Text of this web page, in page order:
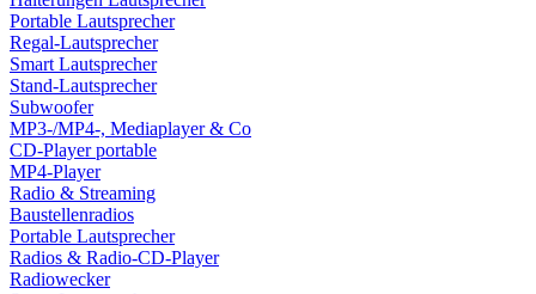
Portable Lautsprecher
Regal-Lautsprecher
Smart Lautsprecher
Stand-Lautsprecher
Subwoofer
MP3-/MP4-, Mediaplayer & Co
CD-Player portable
MP4-Player
Radio & Streaming
Baustellenradios
Portable Lautsprecher
Radios & Radio-CD-Player
Radiowecker